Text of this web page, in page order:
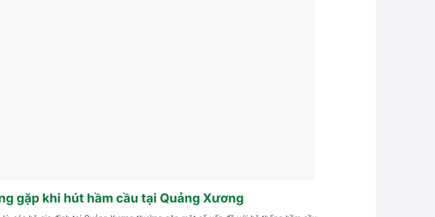
gặp khi hút hầm cầu tại Quảng Xương